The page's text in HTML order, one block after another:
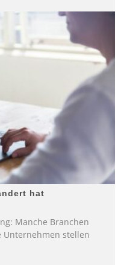
hat
Manche Branchen
Unternehmen stellen